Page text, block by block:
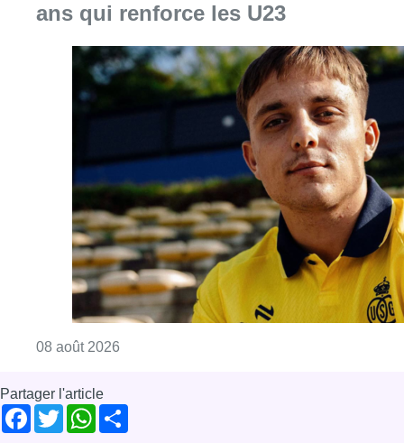
ans qui renforce les U23
08 août 2026
Partager l'article
Facebook
TwitterWhatsApp